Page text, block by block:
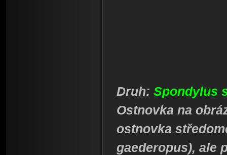
Druh: Spondylus
Ostnovka na
ostnovka
gaederopus), ale